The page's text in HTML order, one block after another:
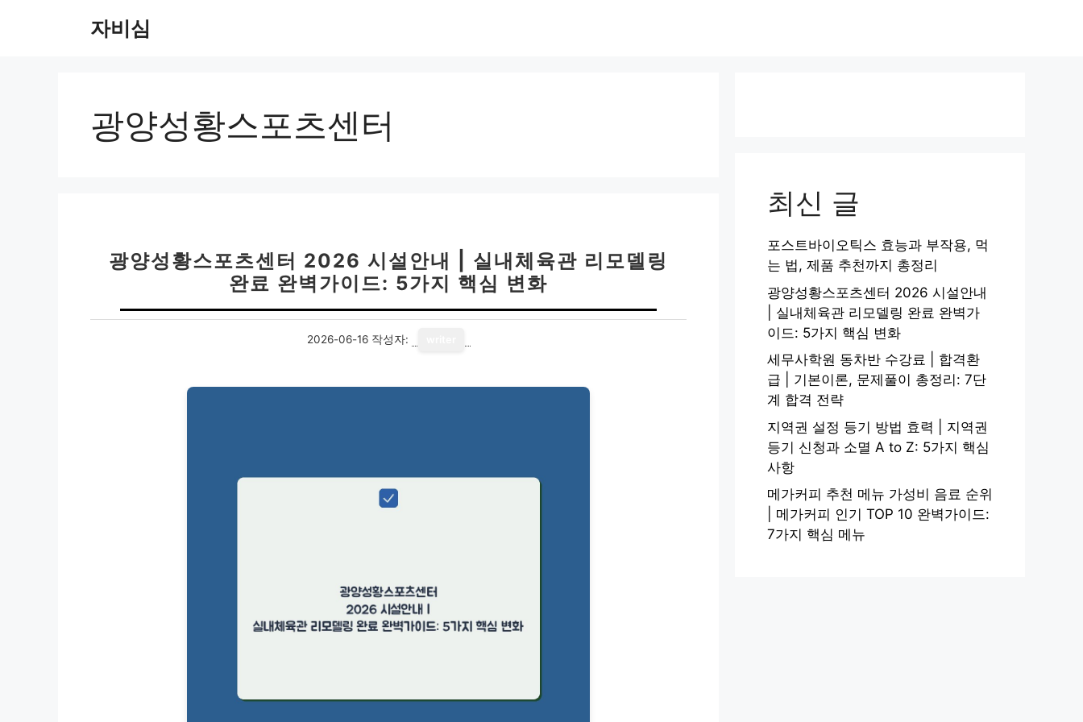
자비심
광양성황스포츠센터
광양성황스포츠센터 2026 시설안내 | 실내체육관 리모델링
완료 완벽가이드: 5가지 핵심 변화
2026-06-16 작성자:
최신 글
포스트바이오틱스 효능과 부작용, 먹
는 법, 제품 추천까지 총정리
광양성황스포츠센터 2026 시설안내
| 실내체육관 리모델링 완료 완벽가
이드: 5가지 핵심 변화
세무사학원 동차반 수강료 | 합격환
급 | 기본이론, 문제풀이 총정리: 7단
계 합격 전략
지역권 설정 등기 방법 효력 | 지역권
등기 신청과 소멸 A to Z: 5가지 핵심
사항
메가커피 추천 메뉴 가성비 음료 순위
| 메가커피 인기 TOP 10 완벽가이드:
7가지 핵심 메뉴